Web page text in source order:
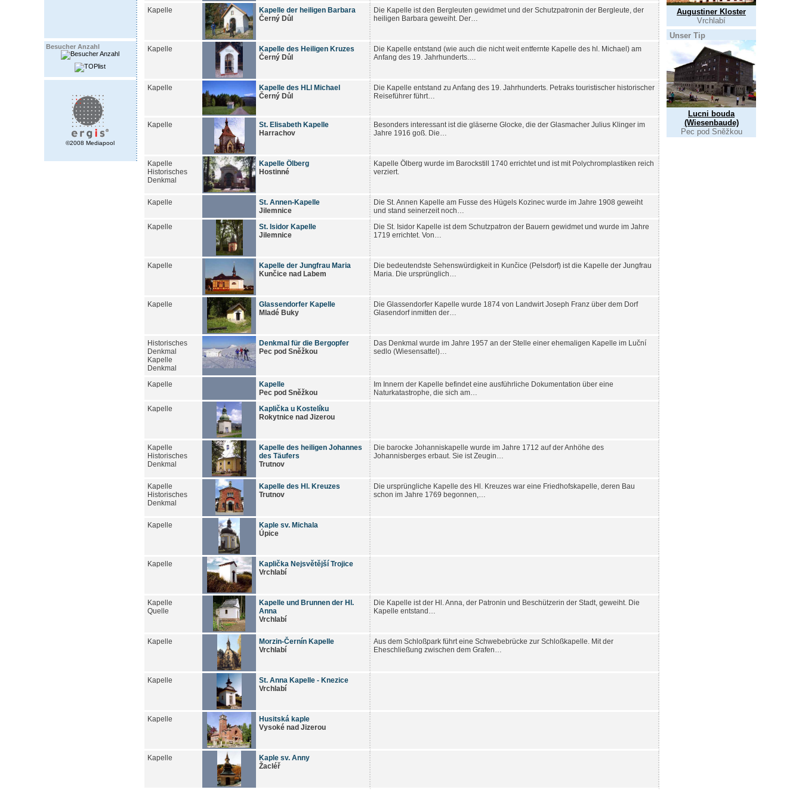
Besucher Anzahl
©2008 Mediapool
Kapelle
Kapelle der heiligen Barbara
Černý Důl
Die Kapelle ist den Bergleuten gewidmet und der Schutzpatronin der Bergleute, der
heiligen Barbara geweiht. Der…
Kapelle
Kapelle des Heiligen Kruzes
Černý Důl
Die Kapelle entstand (wie auch die nicht weit entfernte Kapelle des hl. Michael) am
Anfang des 19. Jahrhunderts.…
Kapelle
Kapelle des HLl Michael
Černý Důl
Die Kapelle entstand zu Anfang des 19. Jahrhunderts. Petraks touristischer historischer
Reiseführer führt…
Kapelle
St. Elisabeth Kapelle
Harrachov
Besonders interessant ist die gläserne Glocke, die der Glasmacher Julius Klinger im
Jahre 1916 goß. Die…
Kapelle
Historisches
Denkmal
Kapelle Ölberg
Hostinné
Kapelle Ölberg wurde im Barockstill 1740 errichtet und ist mit Polychromplastiken reich
verziert.
Kapelle
St. Annen-Kapelle
Jilemnice
Die St. Annen Kapelle am Fusse des Hügels Kozinec wurde im Jahre 1908 geweiht
und stand seinerzeit noch…
Kapelle
St. Isidor Kapelle
Jilemnice
Die St. Isidor Kapelle ist dem Schutzpatron der Bauern gewidmet und wurde im Jahre
1719 errichtet. Von…
Kapelle
Kapelle der Jungfrau Maria
Kunčice nad Labem
Die bedeutendste Sehenswürdigkeit in Kunčice (Pelsdorf) ist die Kapelle der Jungfrau
Maria. Die ursprünglich…
Kapelle
Glassendorfer Kapelle
Mladé Buky
Die Glassendorfer Kapelle wurde 1874 von Landwirt Joseph Franz über dem Dorf
Glasendorf inmitten der…
Historisches
Denkmal
Kapelle
Denkmal
Denkmal für die Bergopfer
Pec pod Sněžkou
Das Denkmal wurde im Jahre 1957 an der Stelle einer ehemaligen Kapelle im Luční
sedlo (Wiesensattel)…
Kapelle
Kapelle
Pec pod Sněžkou
Im Innern der Kapelle befindet eine ausführliche Dokumentation über eine
Naturkatastrophe, die sich am…
Kapelle
Kaplička u Kostelíku
Rokytnice nad Jizerou
Kapelle
Historisches
Denkmal
Kapelle des heiligen Johannes
des Täufers
Trutnov
Die barocke Johanniskapelle wurde im Jahre 1712 auf der Anhöhe des
Johannisberges erbaut. Sie ist Zeugin…
Kapelle
Historisches
Denkmal
Kapelle des Hl. Kreuzes
Trutnov
Die ursprüngliche Kapelle des Hl. Kreuzes war eine Friedhofskapelle, deren Bau
schon im Jahre 1769 begonnen,…
Kapelle
Kaple sv. Michala
Úpice
Kapelle
Kaplička Nejsvětější Trojice
Vrchlabí
Kapelle
Quelle
Kapelle und Brunnen der Hl.
Anna
Vrchlabí
Die Kapelle ist der Hl. Anna, der Patronin und Beschützerin der Stadt, geweiht. Die
Kapelle entstand…
Kapelle
Morzin-Černín Kapelle
Vrchlabí
Aus dem Schloßpark führt eine Schwebebrücke zur Schloßkapelle. Mit der
Eheschließung zwischen dem Grafen…
Kapelle
St. Anna Kapelle - Knezice
Vrchlabí
Kapelle
Husitská kaple
Vysoké nad Jizerou
Kapelle
Kaple sv. Anny
Žacléř
Augustiner Kloster
Vrchlabí
Unser Tip
Lucni bouda
(Wiesenbaude)
Pec pod Sněžkou